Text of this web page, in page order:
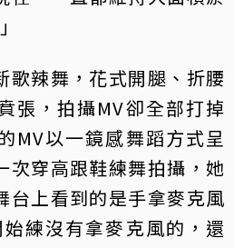
歌辣舞，花式開腿、折腰
張，拍攝MV卻全部打掉
MV以一鏡感舞蹈方式呈
次穿高跟鞋練舞拍攝，她
台上看到的是手拿麥克風
練沒有拿麥克風的，還